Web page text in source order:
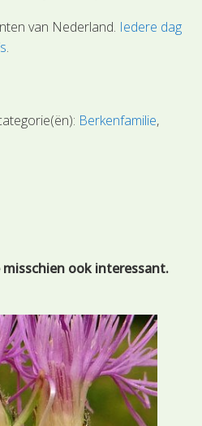
van Nederland. Iedere dag
.
Berkenfamilie
ook interessant.